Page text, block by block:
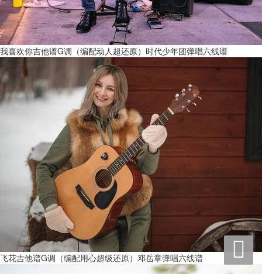
我喜欢你吉他谱G调（编配动人超还原）时代少年团弹唱六线谱
飞花吉他谱G调（编配用心超级还原）邓岳章弹唱六线谱 